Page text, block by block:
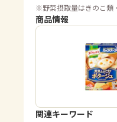
※野菜摂取量はきのこ類
商品情報
「ク
関連キーワード